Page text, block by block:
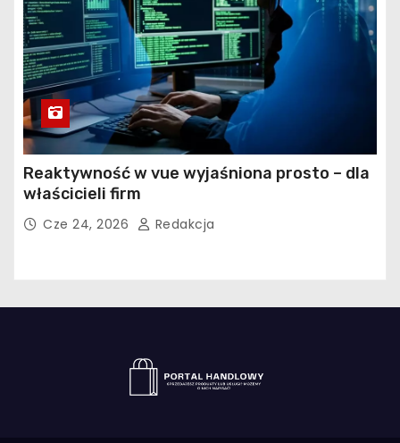
Reaktywność w vue wyjaśniona prosto – dla
właścicieli firm
Cze 24, 2026 Redakcja